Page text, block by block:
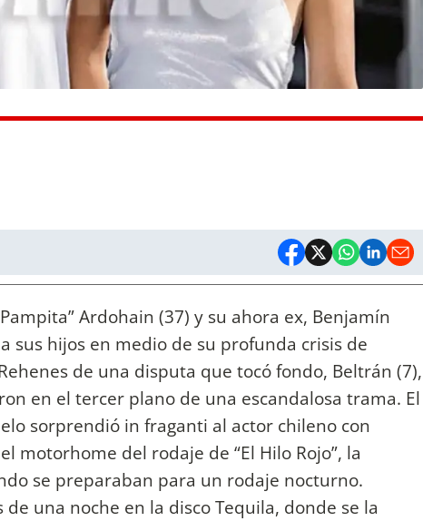
Ardohain (37) y su ahora ex, Benjamín
sus hijos en medio de su profunda crisis de
de una disputa que tocó fondo, Beltrán (7),
en el tercer plano de una escandalosa trama. El
sorprendió in fraganti al actor chileno con
motorhome del rodaje de “El Hilo Rojo”, la
se preparaban para un rodaje nocturno.
una noche en la disco Tequila, donde se la